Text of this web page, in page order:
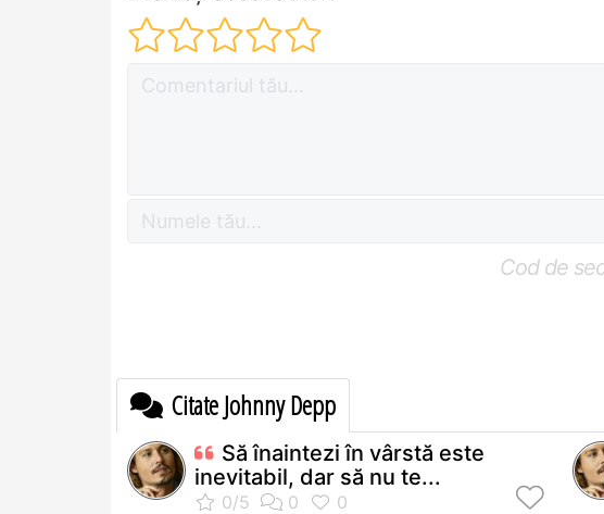
Cod de
Citate Johnny Depp
Să înaintezi în vârstă este
inevitabil, dar să nu te...